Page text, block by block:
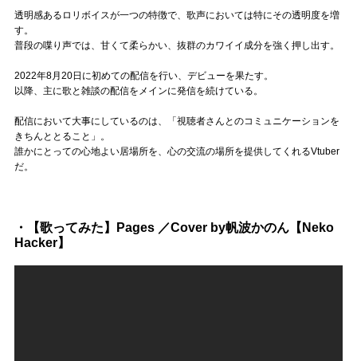
透明感あるロリボイスが一つの特徴で、歌声においては特にその透明度を増
す。
普段の喋り声では、甘くて柔らかい、抜群のカワイイ成分を強く押し出す。
2022年8月20日に初めての配信を行い、デビューを果たす。
以降、主に歌と雑談の配信をメインに発信を続けている。
配信において大事にしているのは、「視聴者さんとのコミュニケーションを
きちんととること」。
誰かにとっての心地よい居場所を、心の交流の場所を提供してくれるVtuber
だ。
・【歌ってみた】Pages ／Cover by帆波かのん【Neko
Hacker】